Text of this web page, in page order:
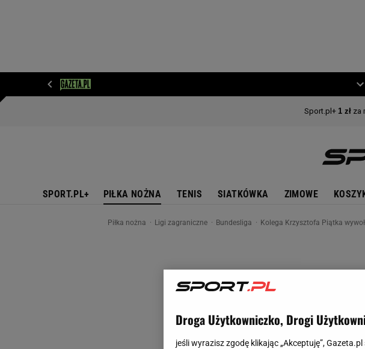
SPORT.PL+ PIŁKA NOŻNA TENIS SIATKÓWKA ZIMOWE
Piłka nożna Ligi zagraniczne Bundesliga Kolega Krzysztofa Piątka
Droga Użytkowniczko, Drogi
jeśli wyrazisz zgodę klikając „Akceptuję”,